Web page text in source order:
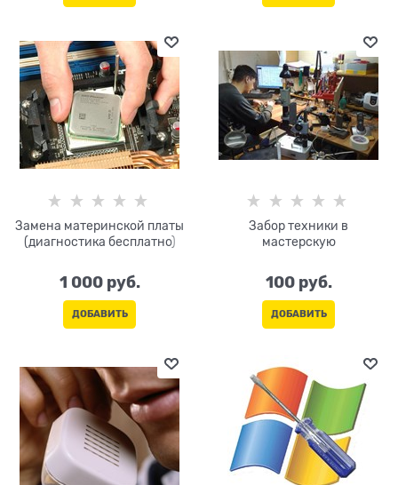
Замена материнской платы
(диагностика бесплатно)
1 000 руб.
ДОБАВИТЬ
Забор техники в
мастерскую
100 руб.
ДОБАВИТЬ